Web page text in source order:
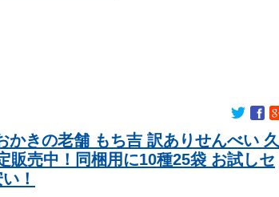
として認められる
面白い
男女3人は車を放置しダッシュで逃走中
高な画像」貼っていけｗｗｗｗｗ
ないな
ｗｗｗｗｗ
かきの老舗 もち吉 訳ありせんべい 久
販売中！同梱用に10種25袋 お試しセ
！